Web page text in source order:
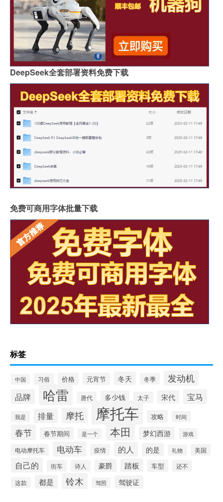
DeepSeek全套部署资料免费下载
免费可商用字体批量下载
标签
中国 习俗 价格 元宵节 冬天 冬季 发动机
品牌 哈雷 唐代 多少钱 太子 宋代 宝马
我是 排量 摩托 摩托车 攻略 时间
春节 春节期间 是一个 本田 梦幻西游 游戏
电动摩托车 电动车 疫情 的人 的是 礼物 美国
自己的 街车 诗人 豪爵 踏板 车型 还不
这款 都是 铃木 驾照 驾驶证